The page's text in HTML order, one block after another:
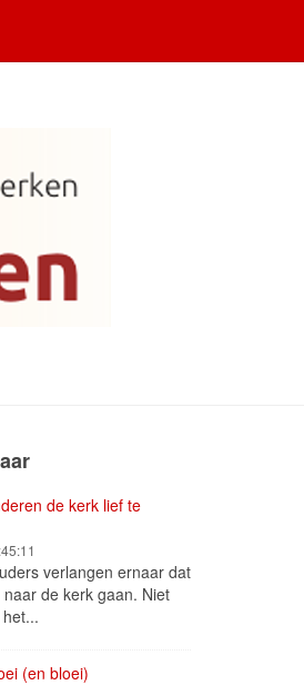
de kerk lief te
verlangen ernaar dat
de kerk gaan. Niet
(en bloei)